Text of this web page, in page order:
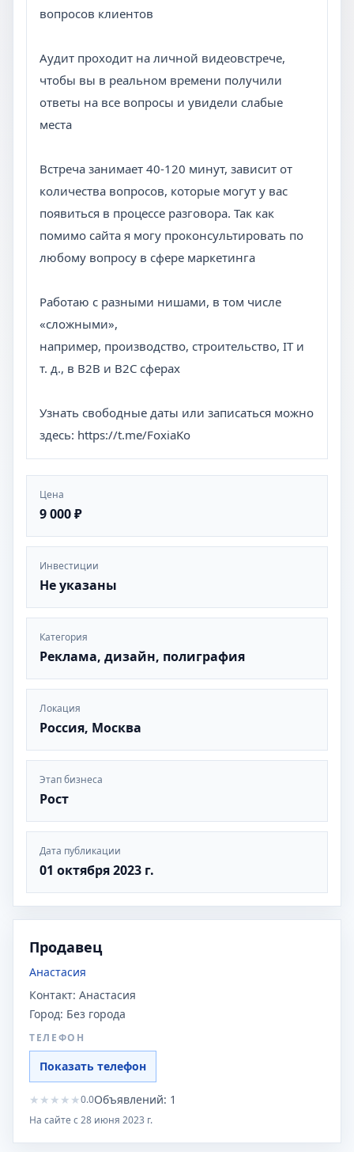
вопросов клиентов
Аудит проходит на личной видеовстрече,
чтобы вы в реальном времени получили
ответы на все вопросы и увидели слабые
места
Встреча занимает 40-120 минут, зависит от
количества вопросов, которые могут у вас
появиться в процессе разговора. Так как
помимо сайта я могу проконсультировать по
любому вопросу в сфере маркетинга
Работаю с разными нишами, в том числе
«сложными»,
например, производство, строительство, IT и
т. д., в B2B и B2C сферах
Узнать свободные даты или записаться можно
здесь: https://t.me/FoxiaKo
Цена
9 000 ₽
Инвестиции
Не указаны
Категория
Реклама, дизайн, полиграфия
Локация
Россия, Москва
Этап бизнеса
Рост
Дата публикации
01 октября 2023 г.
Продавец
Анастасия
Контакт: Анастасия
Город: Без города
ТЕЛЕФОН
Показать телефон
★ ★ ★ ★ ★0.0Объявлений: 1
На сайте с28 июня 2023 г.